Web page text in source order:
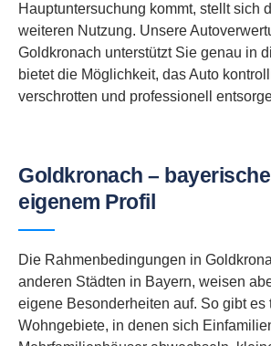
Hauptuntersuchung kommt, stellt sich
weiteren Nutzung. Unsere
Goldkronach unterstützt Sie genau in
bietet die Möglichkeit, das Auto
verschrotten und professionell
Goldkronach –
eigenem Profil
Die Rahmenbedingungen in
anderen Städten in Bayern, weisen
eigene Besonderheiten auf. So gibt es
Wohngebiete, in denen sich